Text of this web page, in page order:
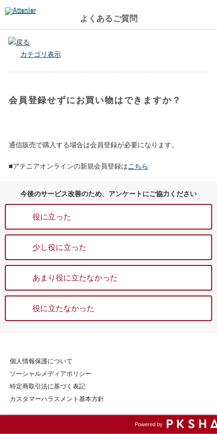
よくあるご質問
戻る
カテゴリ表示
会員登録せずにお買い物はできますか？
通信販売で購入する場合は会員登録が必要になります。
■アテニアオンラインの新規会員登録はこちら
今後のサービス改善のため、アンケートにご協力ください
役に立った
少し役に立った
あまり役に立たなかった
役に立たなかった
個人情報保護について
ソーシャルメディアポリシー
特定商取引法に基づく表記
カスタマーハラスメント基本方針
Powered by